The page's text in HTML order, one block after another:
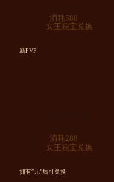
消耗588
女王秘宝兑换
新PVP
消耗288
女王秘宝兑换
拥有“元”后可兑换